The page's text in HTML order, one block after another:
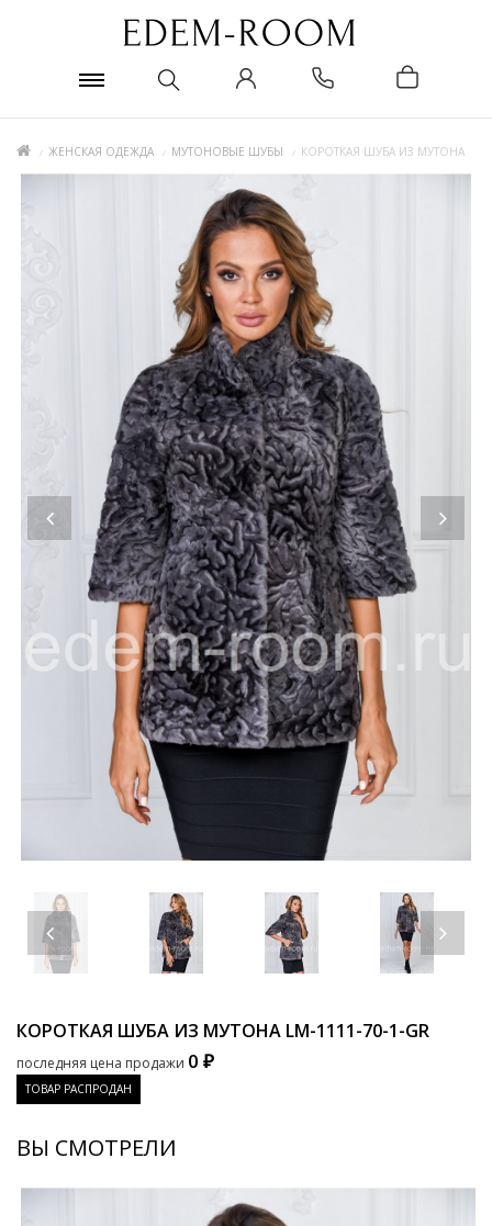
ЖЕНСКАЯ ОДЕЖДА МУТОНОВЫЕ ШУБЫ КОРОТКАЯ ШУБА ИЗ МУТОНА
КОРОТКАЯ ШУБА ИЗ МУТОНА LM-1111-70-1-GR
последняя цена продажи 0 ₽
ТОВАР РАСПРОДАН
ВЫ СМОТРЕЛИ